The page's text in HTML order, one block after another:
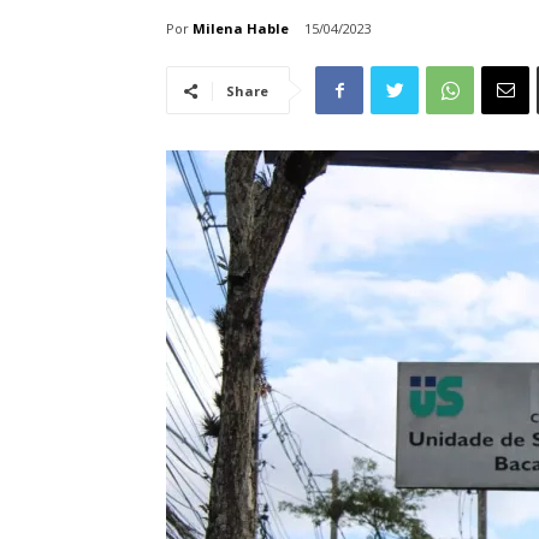
Por Milena Hable 15/04/2023
Share